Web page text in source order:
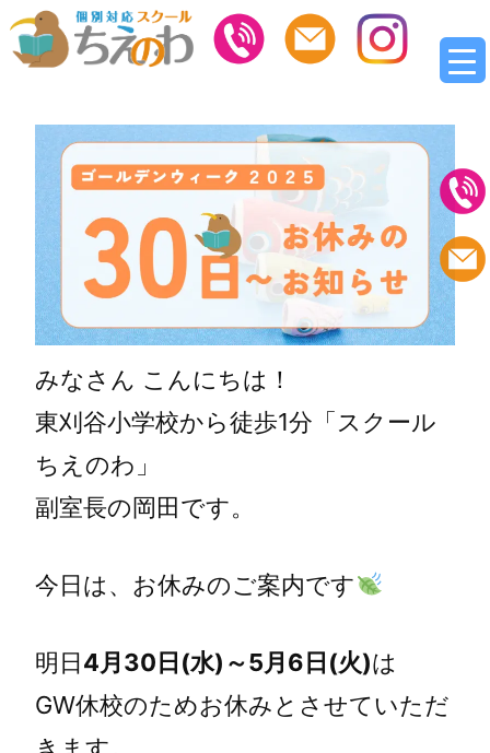
みなさん こんにちは！
東刈谷小学校から徒歩1分「スクール
ちえのわ」
副室長の岡田です。
今日は、お休みのご案内です
明日4月30日(水)～5月6日(火)は
GW休校のためお休みとさせていただ